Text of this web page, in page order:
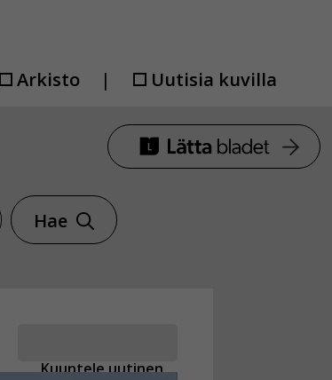
Arkisto Uutisia kuvilla
Hae
Kuuntele uutinen